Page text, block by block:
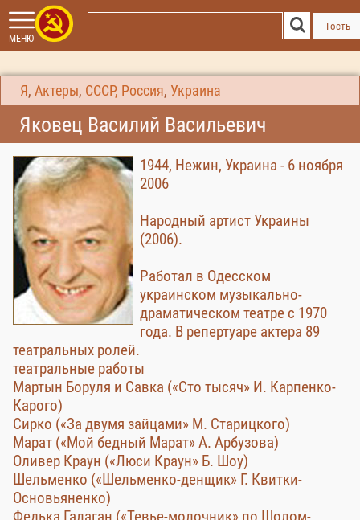
МЕНЮ
Гость
Я , Актеры, СССР, Россия, Украина
Яковец Василий Васильевич
1944, Нежин, Украина - 6 ноября
2006
Народный артист Украины
(2006).
Работал в Одесском
украинском музыкально-
драматическом театре с 1970
года. В репертуаре актера 89
театральных ролей.
театральные работы
Мартын Боруля и Савка («Сто тысяч» И. Карпенко-
Карого)
Сирко («За двумя зайцами» М. Старицкого)
Марат («Мой бедный Марат» А. Арбузова)
Оливер Краун («Люси Краун» Б. Шоу)
Шельменко («Шельменко-денщик» Г. Квитки-
Основьяненко)